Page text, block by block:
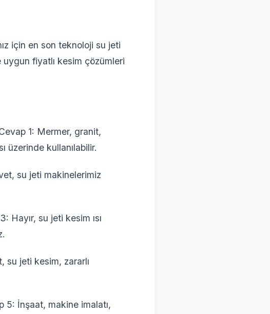
için en son teknoloji su jeti
fiyatlı kesim çözümleri
1: Mermer, granit,
üzerinde kullanılabilir.
su jeti makinelerimiz
Hayır, su jeti kesim ısı
su jeti kesim, zararlı
5: İnşaat, makine imalatı,